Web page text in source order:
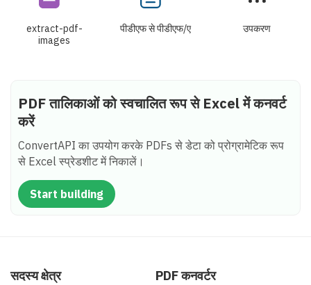
extract-pdf-
images
पीडीएफ से पीडीएफ/ए उपकरण
PDF तालिकाओं को स्वचालित रूप से Excel में कनवर्ट
करें
ConvertAPI का उपयोग करके PDFs से डेटा को प्रोग्रामेटिक रूप
से Excel स्प्रेडशीट में निकालें।
Start building
सदस्य क्षेत्र PDF कनवर्टर